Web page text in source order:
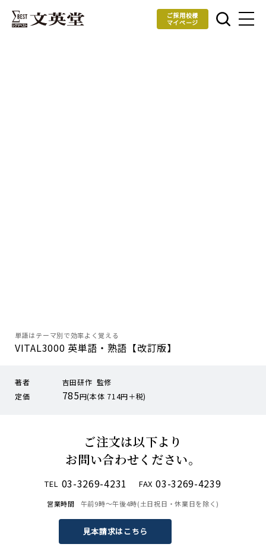
ご採用校様
マイページ
単語はテーマ別で効率よく覚える
VITAL3000 英単語・熟語【改訂版】
著者
吉田研作 監修
定価
785円(本体 714円＋税)
ご注文は以下より
お問い合わせください。
TEL 03-3269-4231 FAX 03-3269-4239
営業時間 午前9時〜午後4時(土日祝日・休業日を除く)
見本請求はこちら